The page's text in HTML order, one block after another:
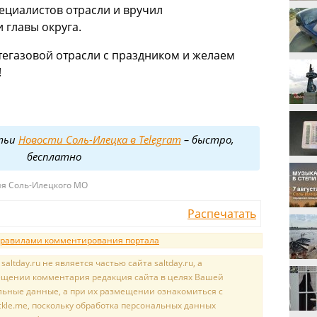
отрасли и вручил
округа.
отрасли с праздником и желаем
Новости Соль-Илецка в Telegram– быстро,
бесплатно
Соль-Илецкого МО
Распечатать
комментирования портала
не является частью сайта saltday.ru, а
комментария редакция сайта в целях Вашей
данные, а при их размещении ознакомиться с
поскольку обработка персональных данных